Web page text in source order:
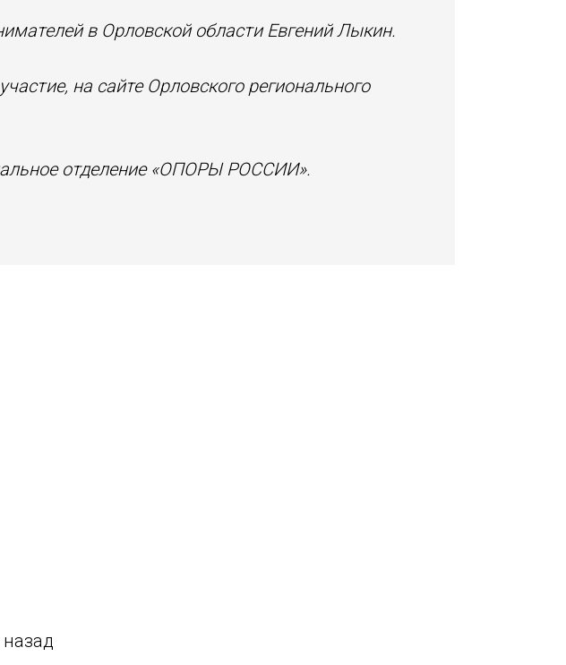
в Орловской области Евгений Лыкин.
на сайте Орловского регионального
отделение «ОПОРЫ РОССИИ».
назад